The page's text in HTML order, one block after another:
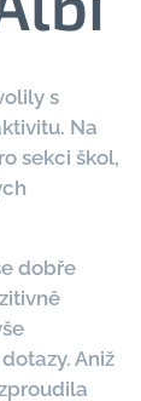
s
Na
sekci škol,
dobře
Aniž